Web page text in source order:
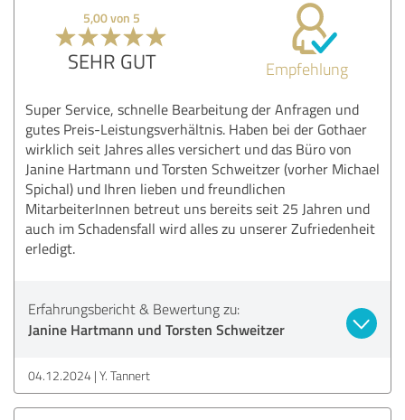
5,00 von 5
SEHR GUT Empfehlung
Super Service, schnelle Bearbeitung der Anfragen und
gutes Preis-Leistungsverhältnis. Haben bei der Gothaer
wirklich seit Jahres alles versichert und das Büro von
Janine Hartmann und Torsten Schweitzer (vorher Michael
Spichal) und Ihren lieben und freundlichen
MitarbeiterInnen betreut uns bereits seit 25 Jahren und
auch im Schadensfall wird alles zu unserer Zufriedenheit
erledigt.
Erfahrungsbericht & Bewertung zu:
Janine Hartmann und Torsten Schweitzer
04.12.2024 Y. Tannert